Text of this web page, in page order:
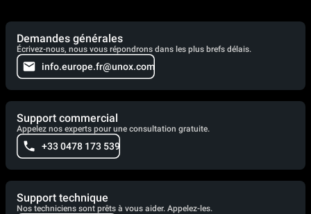
Demandes générales
Écrivez-nous, nous vous répondrons dans les plus brefs délais.
info.europe.fr@unox.com
Support commercial
Appelez nos experts pour une consultation gratuite.
+33 0478 173 539
Support technique
Nos techniciens sont prêts à vous aider. Appelez-les.